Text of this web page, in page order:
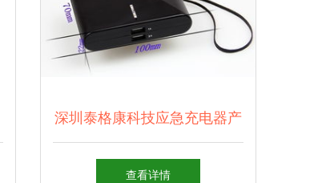
深圳泰格康科技应急充电器产
品列表及特色概览
查看详情